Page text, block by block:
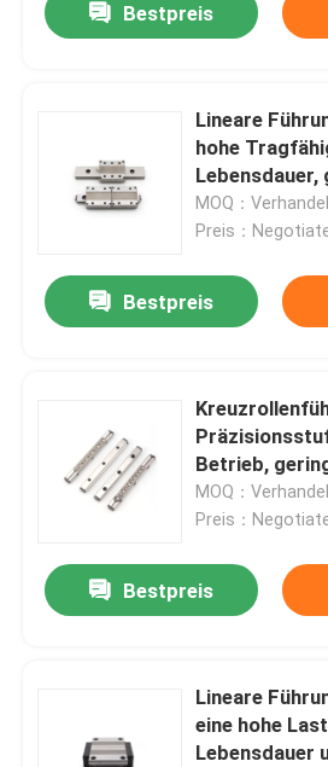
Produkte
Bestpreis
Lineare
hohe
Lebensdauer,
Drehmoment
Bewegung
MOQ：
Preis：
Bestpreis
Betrieb,
für die
MOQ：
Preis：
Bestpreis
Lineare
eine hohe
Lebensdauer